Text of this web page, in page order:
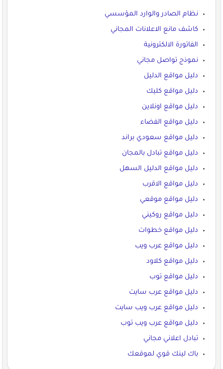
نظام الصادر والوارد المؤسسي
كاشف مانع الاعلانات المجاني
الفاتورة الالكترونية
نموذج تواصل مجاني
دليل مواقع الدليل
دليل مواقع كليك
دليل مواقع اونلاين
دليل مواقع الفضاء
دليل مواقع سعودي براند
دليل مواقع تبادل بالمجان
دليل مواقع الدليل السهل
دليل مواقع الاقرب
دليل مواقع موقعي
دليل مواقع روكيني
دليل مواقع خطوات
دليل مواقع عرب ويب
دليل مواقع كلاود
دليل مواقع توب
دليل مواقع عرب سايت
دليل مواقع عرب ويب سايت
دليل مواقع عرب ويب توب
تبادل اعلاني مجاني
باك لينك قوي لموقعك